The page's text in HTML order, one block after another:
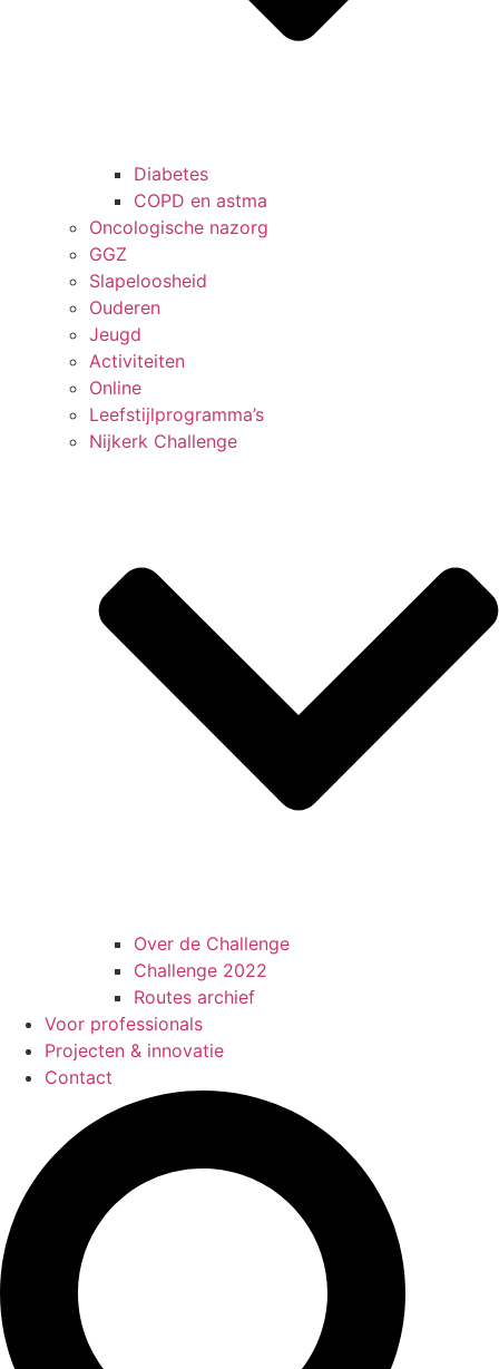
Diabetes
COPD en astma
Onco­logische nazorg
GGZ
Slapeloosheid
Ouderen
Jeugd
Activiteiten
Online
Leefstijl­programma’s
Nijkerk Challenge
Over de Challenge
Challenge 2022
Routes archief
Voor professionals
Projecten & innovatie
Contact